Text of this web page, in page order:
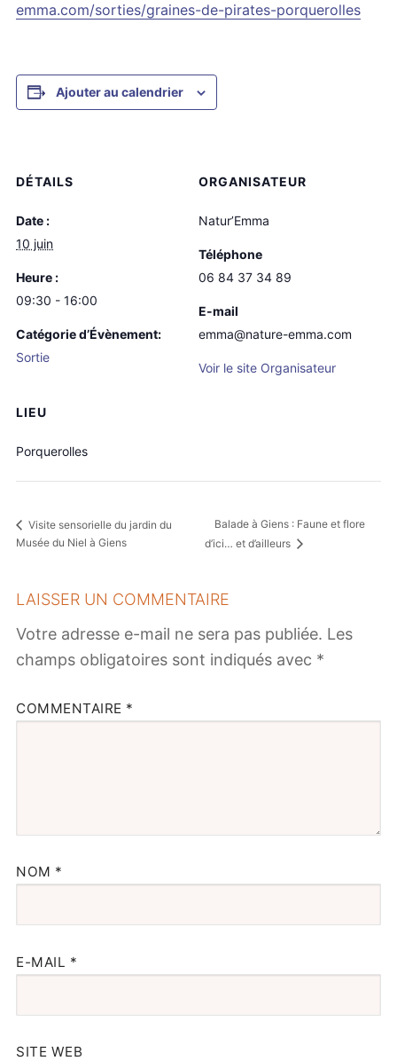
emma.com/sorties/graines-de-pirates-porquerolles
Ajouter au calendrier
DÉTAILS
Date :
10 juin
Heure :
09:30 - 16:00
Catégorie d’Évènement:
Sortie
LIEU
Porquerolles
ORGANISATEUR
Natur’Emma
Téléphone
06 84 37 34 89
E-mail
emma@nature-emma.com
Voir le site Organisateur
Visite sensorielle du jardin du
Musée du Niel à Giens
Balade à Giens : Faune et flore
d’ici… et d’ailleurs
LAISSER UN COMMENTAIRE
Votre adresse e-mail ne sera pas publiée. Les
champs obligatoires sont indiqués avec *
COMMENTAIRE *
NOM *
E-MAIL *
SITE WEB